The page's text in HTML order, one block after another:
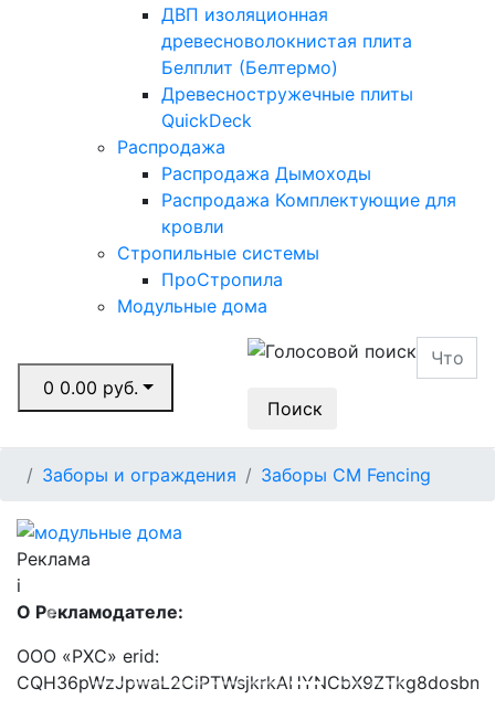
ДВП изоляционная
древесноволокнистая плита
Белплит (Белтермо)
Древесностружечные плиты
QuickDeck
Распродажа
Распродажа Дымоходы
Распродажа Комплектующие для
кровли
Стропильные системы
ПроСтропила
Модульные дома
0 0.00 руб.
Поиск
Заборы и ограждения Заборы CM Fencing
Реклама
i
О Рекламодателе:
ООО «РХС» erid:
Previous